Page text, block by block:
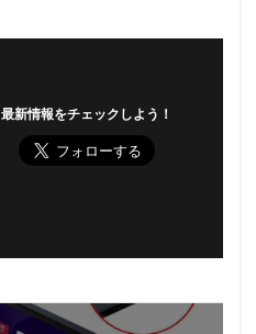
最新情報をチェックしよう！